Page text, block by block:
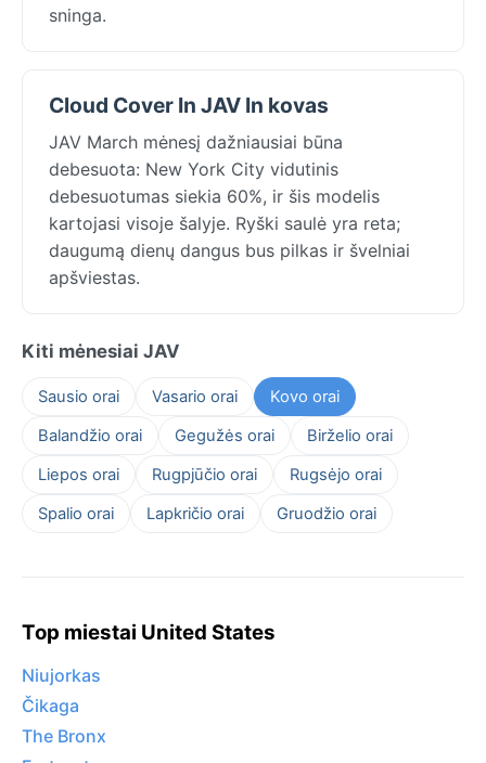
sninga.
Cloud Cover In JAV In kovas
JAV March mėnesį dažniausiai būna
debesuota: New York City vidutinis
debesuotumas siekia 60%, ir šis modelis
kartojasi visoje šalyje. Ryški saulė yra reta;
daugumą dienų dangus bus pilkas ir švelniai
apšviestas.
Kiti mėnesiai JAV
Sausio orai Vasario orai
Kovo orai
Balandžio orai
Gegužės orai
Birželio orai
Liepos orai
Rugpjūčio orai
Rugsėjo orai
Spalio orai
Lapkričio orai Gruodžio orai
Top miestai United States
Niujorkas
Čikaga
The Bronx